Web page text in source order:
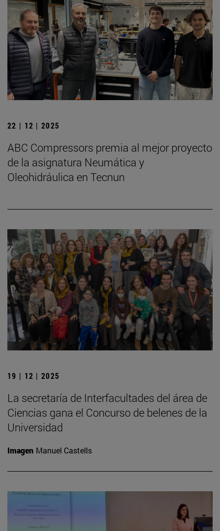
22 | 12 | 2025
ABC Compressors premia al mejor proyecto
de la asignatura Neumática y
Oleohidráulica en Tecnun
19 | 12 | 2025
La secretaría de Interfacultades del área de
Ciencias gana el Concurso de belenes de la
Universidad
Imagen Manuel Castells